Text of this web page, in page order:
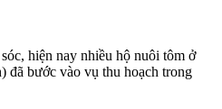
hiện nay nhiều hộ nuôi tôm ở
đã bước vào vụ thu hoạch trong